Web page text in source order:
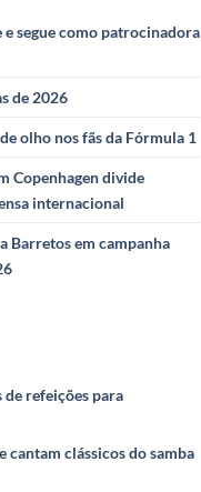
segue como patrocinadora
de 2026
olho nos fãs da Fórmula 1
Copenhagen divide
internacional
Barretos em campanha
refeições para
cantam clássicos do samba